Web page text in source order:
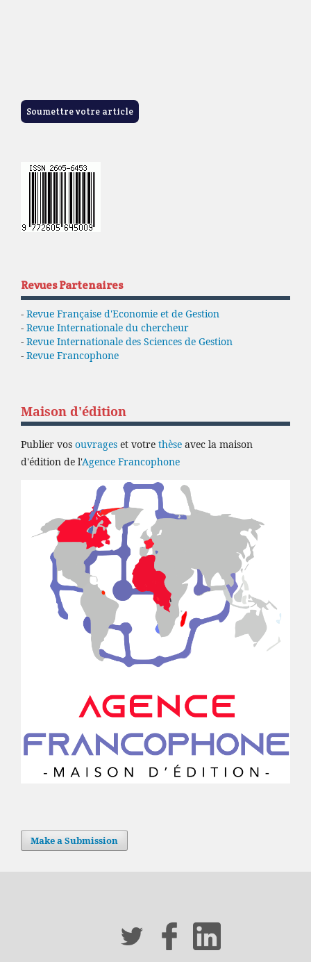
Soumettre votre article
Revues Partenaires
- Revue Française d'Economie et de Gestion
- Revue Internationale du chercheur
- Revue Internationale des Sciences de Gestion
- Revue Francophone
Maison d'édition
Publier vos ouvrages et votre thèse avec la maison
d'édition de l'Agence Francophone
Make a Submission